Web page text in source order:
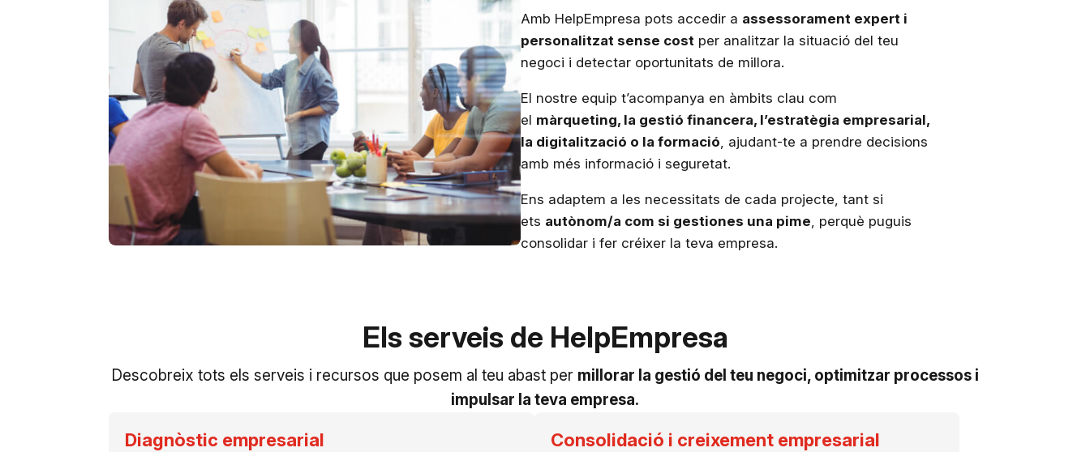
Amb HelpEmpresa pots accedir a assessorament expert i
personalitzat sense cost per analitzar la situació del teu
negoci i detectar oportunitats de millora.
El nostre equip t’acompanya en àmbits clau com
el màrqueting, la gestió financera, l’estratègia empresarial,
la digitalització o la formació, ajudant-te a prendre decisions
amb més informació i seguretat.
Ens adaptem a les necessitats de cada projecte, tant si
ets autònom/a com si gestiones una pime, perquè puguis
consolidar i fer créixer la teva empresa.
Els serveis de HelpEmpresa
Descobreix tots els serveis i recursos que posem al teu abast per millorar la gestió del teu negoci, optimitzar processos i
impulsar la teva empresa.
Diagnòstic empresarial Consolidació i creixement empresarial